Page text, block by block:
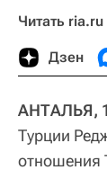
Читать ria.ru
Дзен
АНТАЛЬЯ,
Турции
отношения